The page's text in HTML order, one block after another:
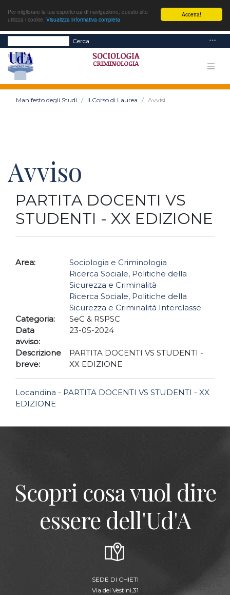
Accetta!
Per migliorare la tua esperienza di navigazione, questo sito
utilizza i cookie. Visualizza informativa completa
Cerca
Manifesto degli Studi Il Corso di Laurea Avvisi
Avviso
PARTITA DOCENTI VS
STUDENTI - XX EDIZIONE
Area:
Sociologia e Criminologia
Ricerca Sociale, Politiche della
Sicurezza e Criminalità
Ricerca Sociale, Politiche della
Sicurezza e Criminalità Interclasse
Categoria:
SeC & RSPSC
Data
avviso:
23-05-2024
Descrizione
breve:
PARTITA DOCENTI VS STUDENTI -
XX EDIZIONE
Locandina - PARTITA DOCENTI VS STUDENTI - XX
EDIZIONE
Scopri cosa vuol dire
essere dell'Ud'A
SEDE DI CHIETI
Via dei Vestini,31